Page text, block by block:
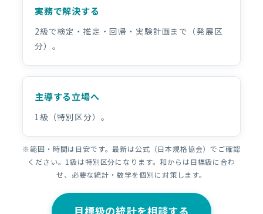
実務で解決する
2級で検定・推定・回帰・実験計画まで（発展区
分）。
主導する立場へ
1級（特別区分）。
※範囲・時間は目安です。最新は公式（日本規格協会）でご確認
ください。1級は特別区分になります。和からは目標級に合わ
せ、必要な統計・数学を個別に対策します。
目標級の統計を相談する